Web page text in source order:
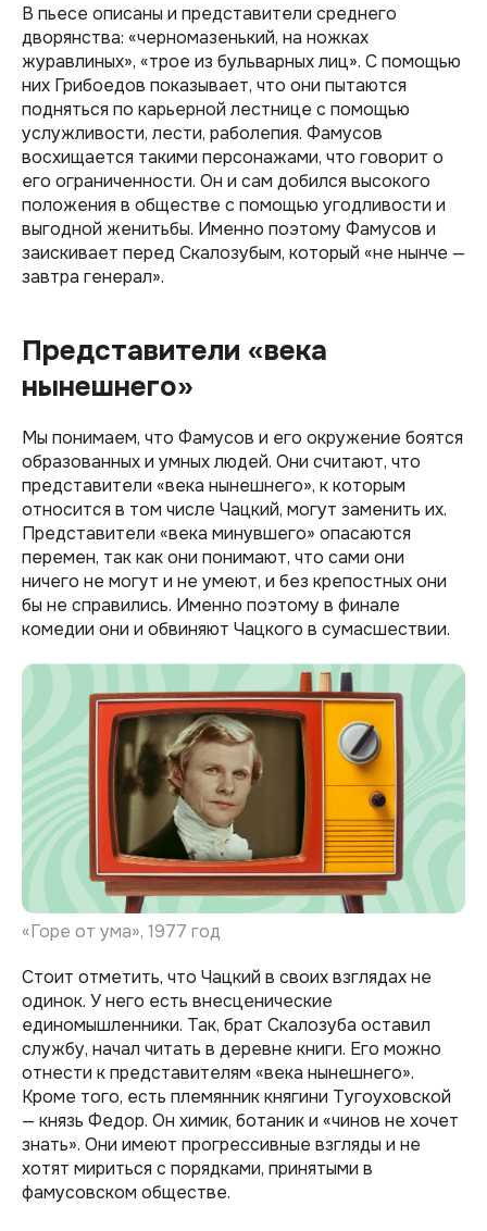
В пьесе описаны и представители среднего
дворянства: «черномазенький, на ножках
журавлиных», «трое из бульварных лиц». С помощью
них Грибоедов показывает, что они пытаются
подняться по карьерной лестнице с помощью
услужливости, лести, раболепия. Фамусов
восхищается такими персонажами, что говорит о
его ограниченности. Он и сам добился высокого
положения в обществе с помощью угодливости и
выгодной женитьбы. Именно поэтому Фамусов и
заискивает перед Скалозубым, который «не нынче —
завтра генерал».
Представители «века
нынешнего»
Мы понимаем, что Фамусов и его окружение боятся
образованных и умных людей. Они считают, что
представители «века нынешнего», к которым
относится в том числе Чацкий, могут заменить их.
Представители «века минувшего» опасаются
перемен, так как они понимают, что сами они
ничего не могут и не умеют, и без крепостных они
бы не справились. Именно поэтому в финале
комедии они и обвиняют Чацкого в сумасшествии.
«Горе от ума», 1977 год
Стоит отметить, что Чацкий в своих взглядах не
одинок. У него есть внесценические
единомышленники. Так, брат Скалозуба оставил
службу, начал читать в деревне книги. Его можно
отнести к представителям «века нынешнего».
Кроме того, есть племянник княгини Тугоуховской
— князь Федор. Он химик, ботаник и «чинов не хочет
знать». Они имеют прогрессивные взгляды и не
хотят мириться с порядками, принятыми в
фамусовском обществе.